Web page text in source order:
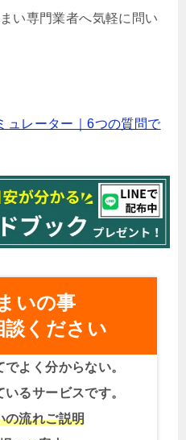
い専門業者へ気軽に問い
ュレーター｜6つの質問で
いの事
ください
よく分からない。
るサービスです。
の流れご説明